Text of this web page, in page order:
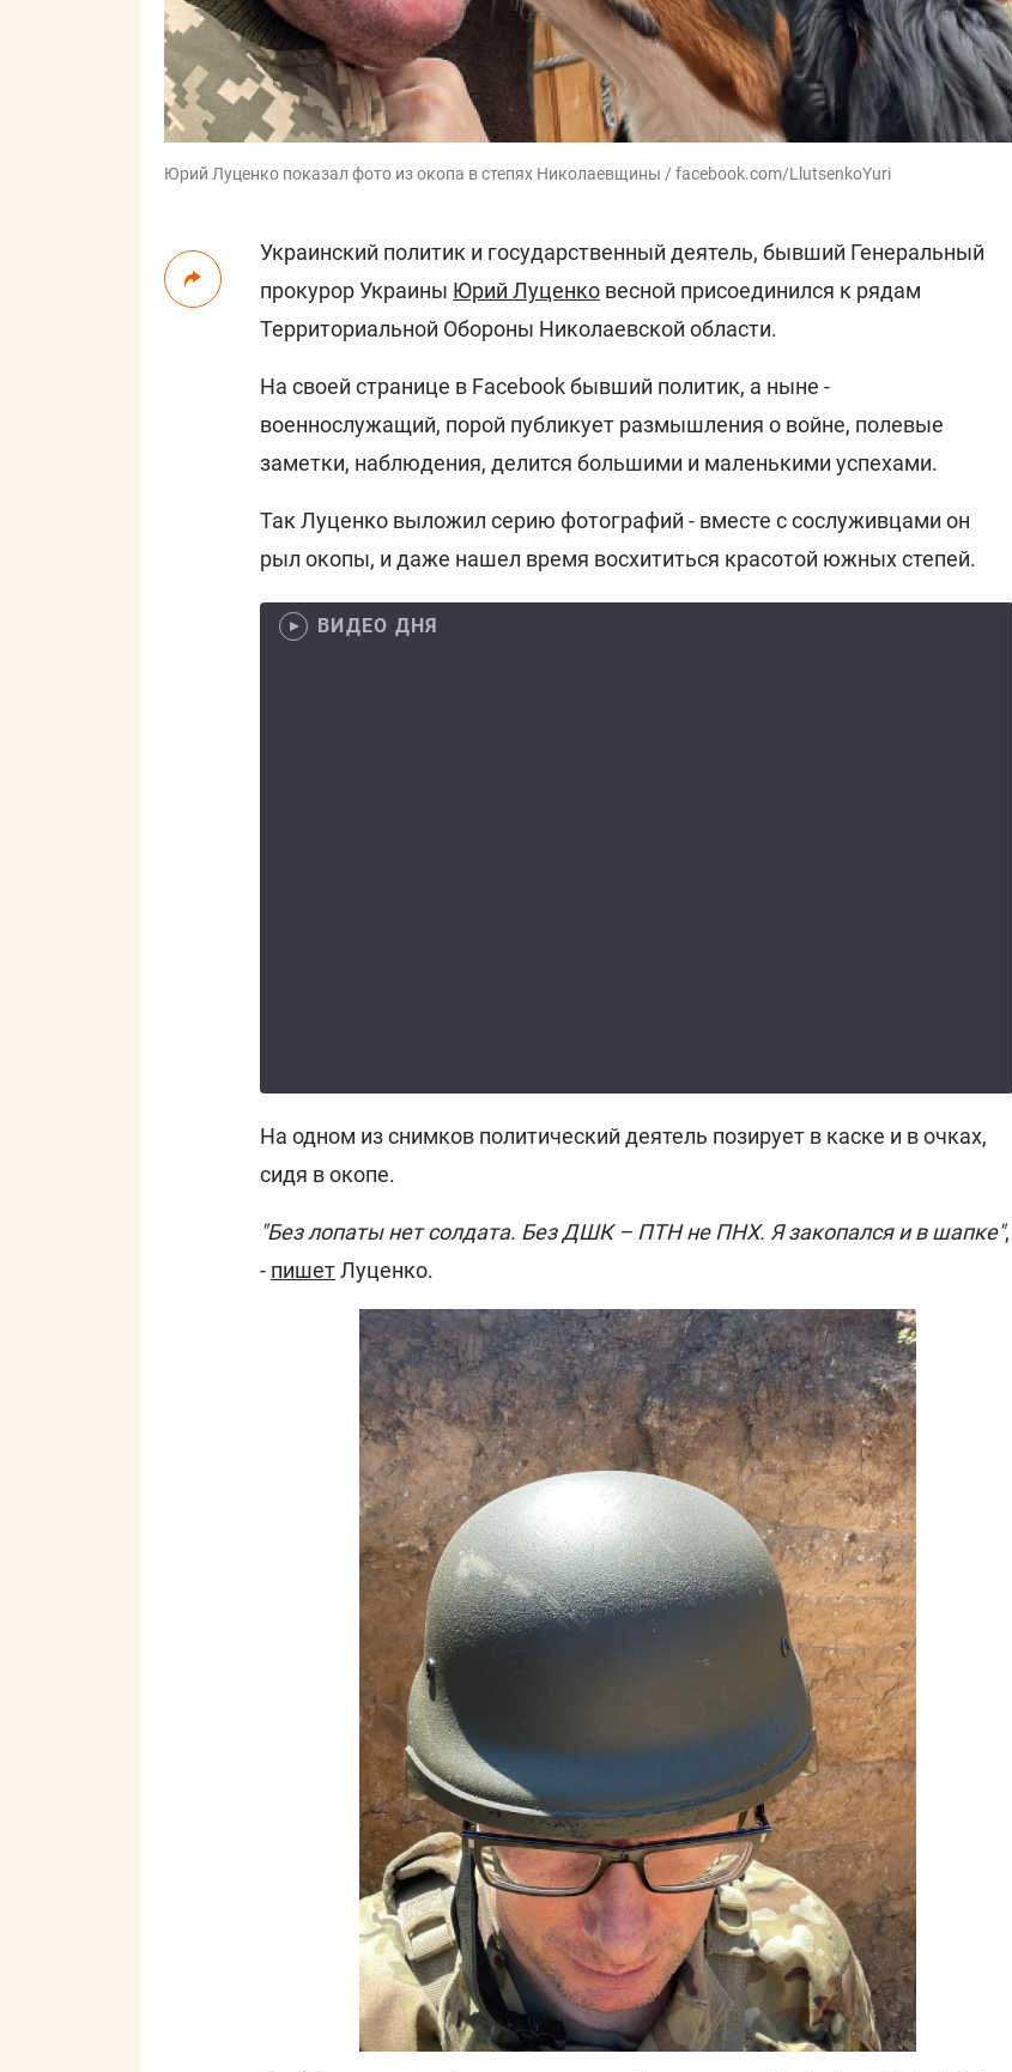
Юрий Луценко показал фото из окопа в степях Николаевщины / facebook.com/LlutsenkoYuri
Украинский политик и государственный деятель, бывший Генеральный
прокурор Украины Юрий Луценко весной присоединился к рядам
Территориальной Обороны Николаевской области.
На своей странице в Facebook бывший политик, а ныне -
военнослужащий, порой публикует размышления о войне, полевые
заметки, наблюдения, делится большими и маленькими успехами.
Так Луценко выложил серию фотографий - вместе с сослуживцами он
рыл окопы, и даже нашел время восхититься красотой южных степей.
ВИДЕО ДНЯ
На одном из снимков политический деятель позирует в каске и в очках,
сидя в окопе.
"Без лопаты нет солдата. Без ДШК – ПТН не ПНХ. Я закопался и в шапке",
- пишетЛуценко.